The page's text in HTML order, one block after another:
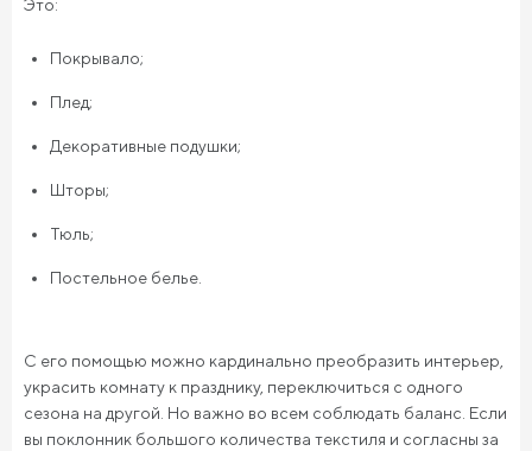
Это:
Покрывало;
Плед;
Декоративные подушки;
Шторы;
Тюль;
Постельное белье.
С его помощью можно кардинально преобразить интерьер,
украсить комнату к празднику, переключиться с одного
сезона на другой. Но важно во всем соблюдать баланс. Если
вы поклонник большого количества текстиля и согласны за